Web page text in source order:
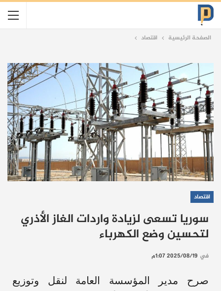
الصفحة الرئيسية اقتصاد
اقتصاد
سوريا تسعى لزيادة واردات الغاز الأذري
لتحسين وضع الكهرباء
في 2025/08/19 1:07م
صرح مدير المؤسسة العامة لنقل وتوزيع